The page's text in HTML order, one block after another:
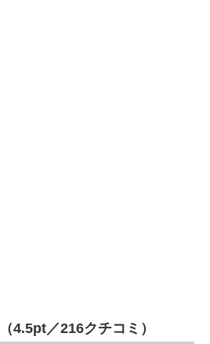
4.5pt／216クチコミ）